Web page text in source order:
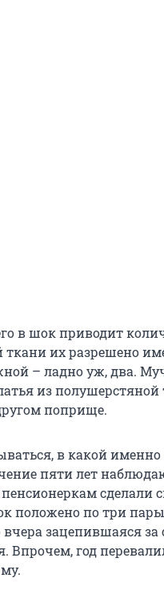
в шок приводит
их разрешено
– ладно уж, два.
из полушерстяной
поприще.
в какой
пяти лет
пенсионеркам сделали
положено по три
вчера зацепившаяся
Впрочем, год